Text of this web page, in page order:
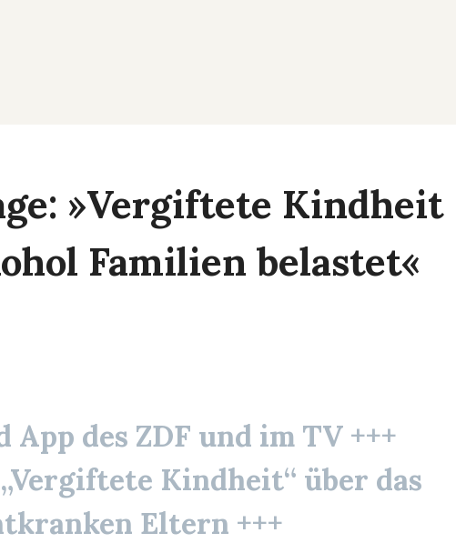
»Vergiftete Kindheit
Familien belastet«
App des ZDF und im TV +++
Kindheit“ über das
Eltern +++